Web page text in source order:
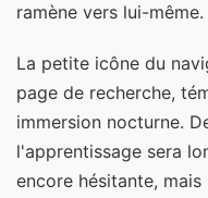
ramène vers lui-même.
La petite icône du
page de recherche,
immersion nocturne.
l'apprentissage sera
encore hésitante,